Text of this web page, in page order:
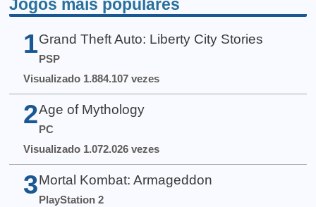
Jogos mais populares
1 Grand Theft Auto: Liberty City Stories
PSP
Visualizado 1.884.107 vezes
2 Age of Mythology
PC
Visualizado 1.072.026 vezes
3 Mortal Kombat: Armageddon
PlayStation 2